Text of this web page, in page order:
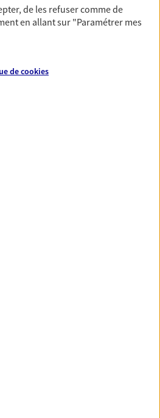
de santé ainsi que celles de
santé qui
de les refuser comme de
en allant sur "Paramétrer mes
decookies